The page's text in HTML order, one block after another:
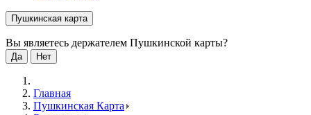
Пушкинская карта
Вы являетесь держателем Пушкинской карты?
Да Нет
Главная
Пушкинская Карта